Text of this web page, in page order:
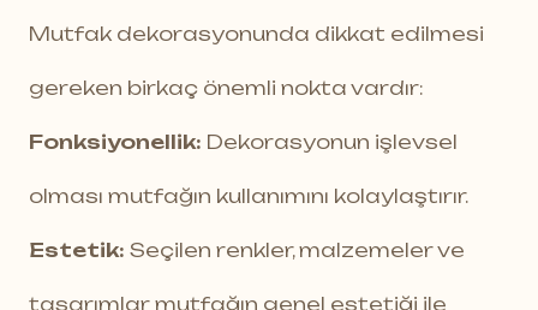
Mutfak dekorasyonunda dikkat edilmesi
gereken birkaç önemli nokta vardır:
Fonksiyonellik: Dekorasyonun işlevsel
olması mutfağın kullanımını kolaylaştırır.
Estetik: Seçilen renkler, malzemeler ve
tasarımlar mutfağın genel estetiği ile